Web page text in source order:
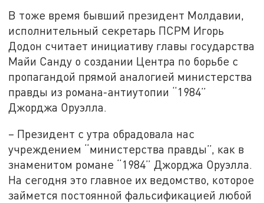
В тоже время бывший президент Молдавии,
исполнительный секретарь ПСРМ Игорь
Додон считает инициативу главы государства
Майи Санду о создании Центра по борьбе с
пропагандой прямой аналогией министерства
правды из романа-антиутопии “1984”
Джорджа Оруэлла.
– Президент с утра обрадовала нас
учреждением “министерства правды”, как в
знаменитом романе “1984” Джорджа Оруэлла.
На сегодня это главное их ведомство, которое
займется постоянной фальсификацией любой